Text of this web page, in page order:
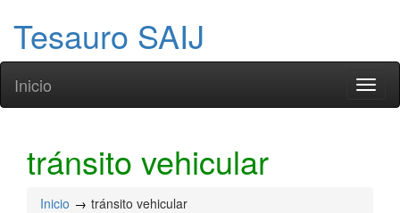
Tesauro SAIJ
Inicio
tránsito vehicular
Inicio tránsito vehicular